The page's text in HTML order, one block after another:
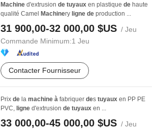
Machine d'extrusion de tuyaux en plastique de haute
qualité Camel
Machinery ligne de production ...
31 900,00-32 000,00 $US / Jeu
Commande Minimum:1 Jeu
Contacter Fournisseur
Prix de la machine à fabriquer des tuyaux en PP PE
PVC, ligne d'extrusion de tuyaux en ...
33 000,00-45 000,00 $US / Jeu